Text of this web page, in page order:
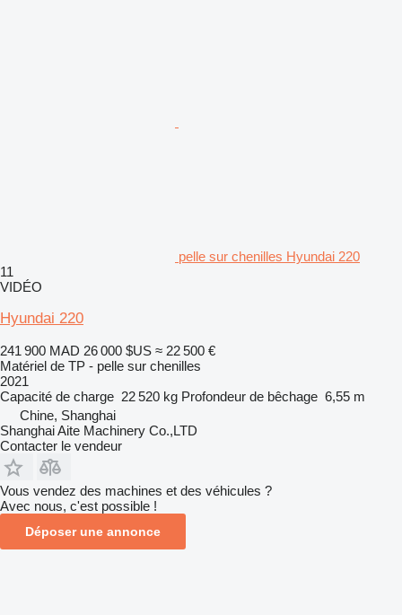
pelle sur chenilles Hyundai 220
11
VIDÉO
Hyundai 220
241 900 MAD 26 000 $US ≈ 22 500 €
Matériel de TP - pelle sur chenilles
2021
Capacité de charge 22 520 kg Profondeur de bêchage 6,55 m
Chine, Shanghai
Shanghai Aite Machinery Co.,LTD
Contacter le vendeur
Vous vendez des machines et des véhicules ?
Avec nous, c'est possible !
Déposer une annonce